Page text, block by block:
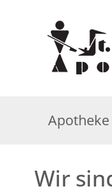
Apotheke
Wir